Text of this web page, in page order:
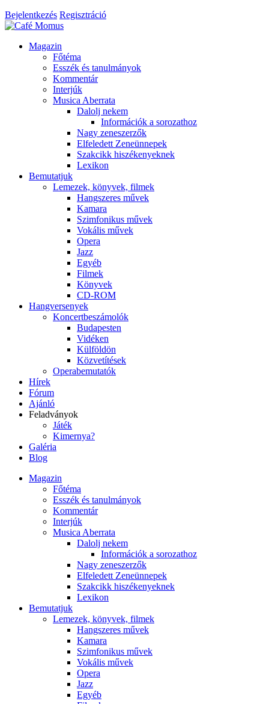
Bejelentkezés Regisztráció
Magazin
Főtéma
Esszék és tanulmányok
Kommentár
Interjúk
Musica Aberrata
Dalolj nekem
Információk a sorozathoz
Nagy zeneszerzők
Elfeledett Zeneünnepek
Szakcikk hiszékenyeknek
Lexikon
Bemutatjuk
Lemezek, könyvek, filmek
Hangszeres művek
Kamara
Szimfonikus művek
Vokális művek
Opera
Jazz
Egyéb
Filmek
Könyvek
CD-ROM
Hangversenyek
Koncertbeszámolók
Budapesten
Vidéken
Külföldön
Közvetítések
Operabemutatók
Hírek
Fórum
Ajánló
Feladványok
Játék
Kimernya?
Galéria
Blog
Magazin
Főtéma
Esszék és tanulmányok
Kommentár
Interjúk
Musica Aberrata
Dalolj nekem
Információk a sorozathoz
Nagy zeneszerzők
Elfeledett Zeneünnepek
Szakcikk hiszékenyeknek
Lexikon
Bemutatjuk
Lemezek, könyvek, filmek
Hangszeres művek
Kamara
Szimfonikus művek
Vokális művek
Opera
Jazz
Egyéb